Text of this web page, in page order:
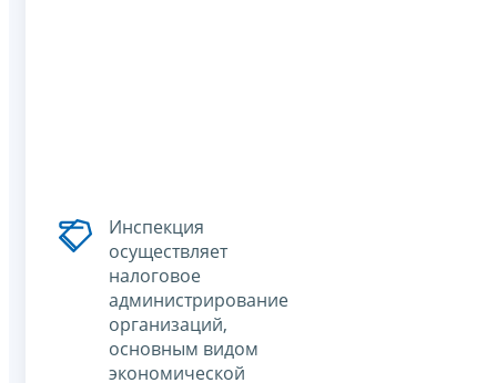
Инспекция
осуществляет
налоговое
администрирование
организаций,
основным видом
экономической